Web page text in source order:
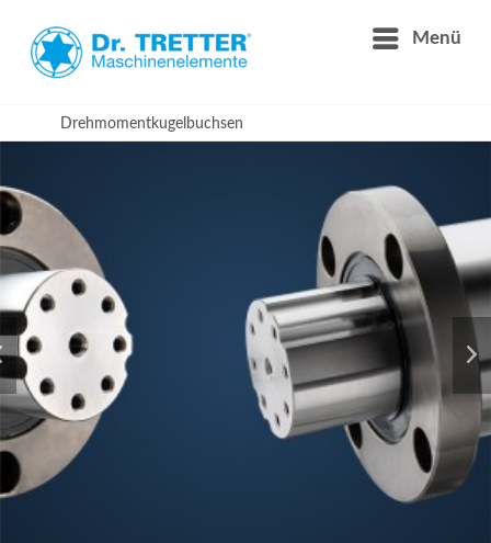
Menü
Drehmomentkugelbuchsen